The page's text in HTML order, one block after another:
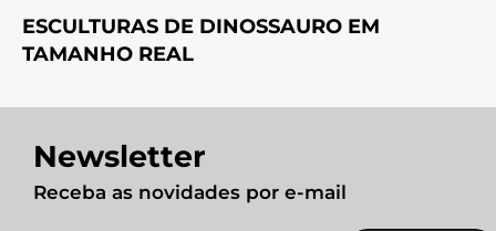
ESCULTURAS DE DINOSSAURO EM
TAMANHO REAL
Newsletter
Receba as novidades por e-mail